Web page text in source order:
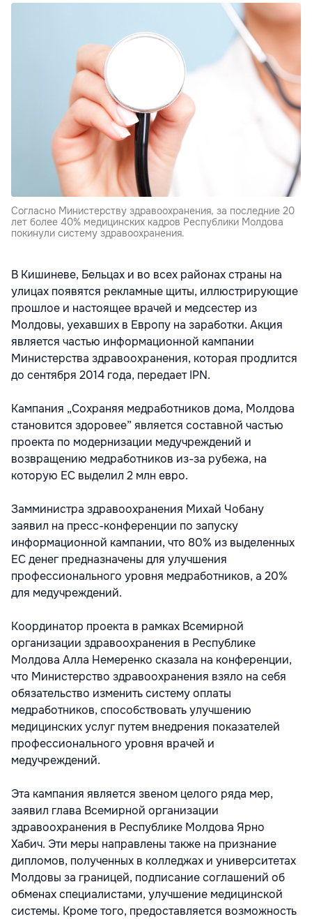
Согласно Министерству здравоохранения, за последние 20
лет более 40% медицинских кадров Республики Молдова
покинули систему здравоохранения.
В Кишиневе, Бельцах и во всех районах страны на
улицах появятся рекламные щиты, иллюстрирующие
прошлое и настоящее врачей и медсестер из
Молдовы, уехавших в Европу на заработки. Акция
является частью информационной кампании
Министерства здравоохранения, которая продлится
до сентября 2014 года, передает IPN.
Кампания „Сохраняя медработников дома, Молдова
становится здоровее” является составной частью
проекта по модернизации медучреждений и
возвращению медработников из-за рубежа, на
которую ЕС выделил 2 млн евро.
Замминистра здравоохранения Михай Чобану
заявил на пресс-конференции по запуску
информационной кампании, что 80% из выделенных
ЕС денег предназначены для улучшения
профессионального уровня медработников, а 20%
для медучреждений.
Координатор проекта в рамках Всемирной
организации здравоохранения в Республике
Молдова Алла Немеренко сказала на конференции,
что Министерство здравоохранения взяло на себя
обязательство изменить систему оплаты
медработников, способствовать улучшению
медицинских услуг путем внедрения показателей
профессионального уровня врачей и
медучреждений.
Эта кампания является звеном целого ряда мер,
заявил глава Всемирной организации
здравоохранения в Республике Молдова Ярно
Хабич. Эти меры направлены также на признание
дипломов, полученных в колледжах и университетах
Молдовы за границей, подписание соглашений об
обменах специалистами, улучшение медицинской
системы. Кроме того, предоставляется возможность